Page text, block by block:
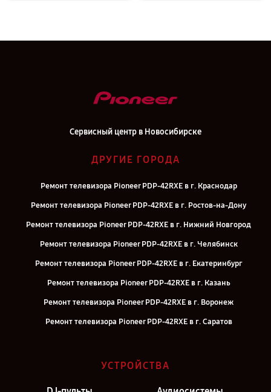
Сервисный центр в Новосибирске
ДРУГИЕ ГОРОДА
Ремонт телевизора Pioneer PDP-42RXE в г. Краснодар
Ремонт телевизора Pioneer PDP-42RXE в г. Ростов-на-Дону
Ремонт телевизора Pioneer PDP-42RXE в г. Нижний Новгород
Ремонт телевизора Pioneer PDP-42RXE в г. Челябинск
Ремонт телевизора Pioneer PDP-42RXE в г. Екатеринбург
Ремонт телевизора Pioneer PDP-42RXE в г. Казань
Ремонт телевизора Pioneer PDP-42RXE в г. Воронеж
Ремонт телевизора Pioneer PDP-42RXE в г. Саратов
Ремонт телевизора Pioneer PDP-42RXE в г. Киров
УСТРОЙСТВА